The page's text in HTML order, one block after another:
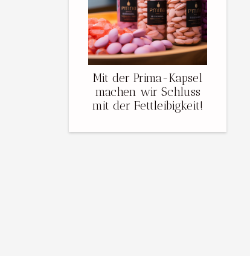
Mit der Prima-Kapsel
machen wir Schluss
mit der Fettleibigkeit!